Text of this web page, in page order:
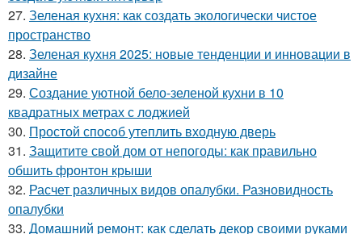
27. Зеленая кухня: как создать экологически чистое
пространство
28. Зеленая кухня 2025: новые тенденции и инновации в
дизайне
29. Создание уютной бело-зеленой кухни в 10
квадратных метрах с лоджией
30. Простой способ утеплить входную дверь
31. Защитите свой дом от непогоды: как правильно
обшить фронтон крыши
32. Расчет различных видов опалубки. Разновидность
опалубки
33. Домашний ремонт: как сделать декор своими руками